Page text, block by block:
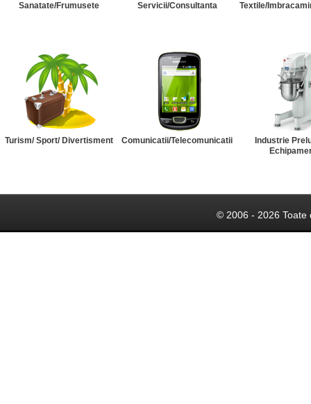
Sanatate/Frumusete Servicii/Consultanta Textile/
Turism/ Sport/ Divertisment Comunicatii/Telecomunicatii
Industrie
© 2006 - 2026